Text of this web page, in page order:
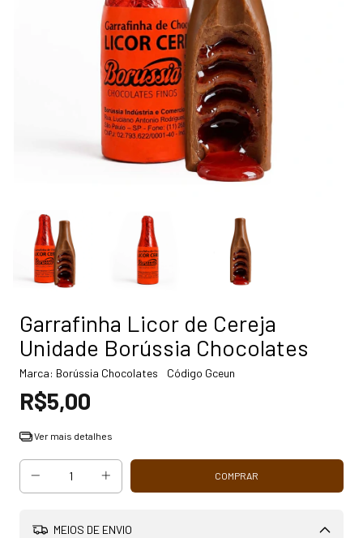
Garrafinha Licor de Cereja
Unidade Borússia Chocolates
Marca: Borússia Chocolates Código Gceun
R$5,00
Ver mais detalhes
MEIOS DE ENVIO